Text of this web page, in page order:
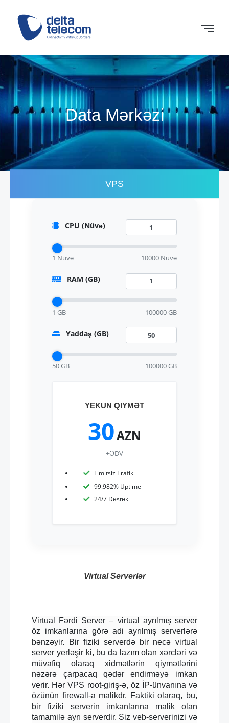
Data Mərkəzi
VPS
CPU (Nüvə)
1 Nüvə 10000 Nüvə
RAM (GB)
1 GB 100000 GB
Yaddaş (GB)
50 GB 100000 GB
YEKUN QIYMƏT
30AZN
+ƏDV
Limitsiz Trafik
99.982% Uptime
24/7 Dəstək
Virtual Serverlər
Virtual Fərdi Server – virtual ayrılmış server
öz imkanlarına görə adi ayrılmış serverlərə
bənzəyir. Bir fiziki serverdə bir necə virtual
server yerləşir ki, bu da lazım olan xərcləri və
müvafiq olaraq xidmətlərin qiymətlərini
nəzərə çarpacaq qədər endirməyə imkan
verir. Hər VPS root-giriş-ə, öz İP-ünvanına və
özünün firewall-a malikdr. Faktiki olaraq, bu,
bir fiziki serverin imkanlarına malik olan
tamamilə ayrı serverdir. Siz veb-serverinizi və